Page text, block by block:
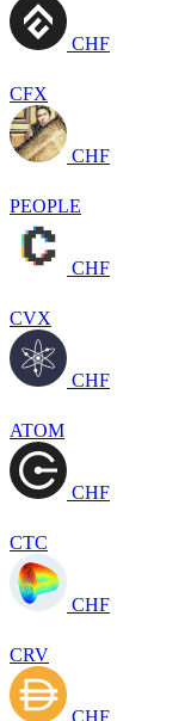
CHF
CFX
CHF
PEOPLE
CHF
CVX
CHF
ATOM
CHF
CTC
CHF
CRV
CHF